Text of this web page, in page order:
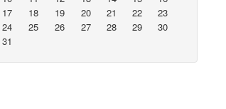
17
18 19 20 21 22
23
24
25 26 27 28 29
30
31